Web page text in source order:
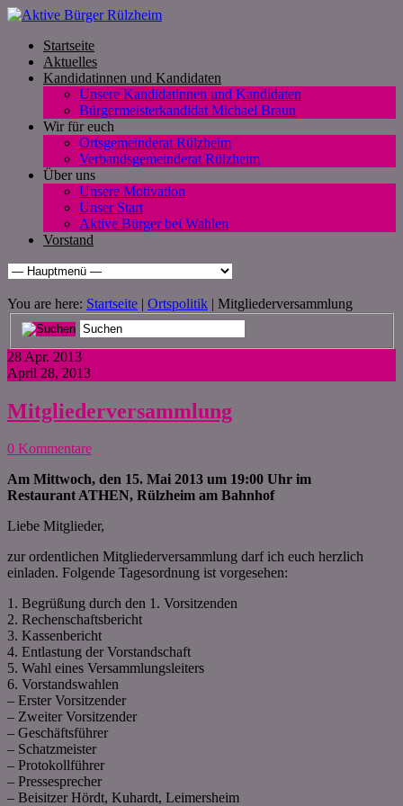
Startseite
Aktuelles
Kandidatinnen und Kandidaten
Unsere Kandidatinnen und Kandidaten
Bürgermeisterkandidat Michael Braun
Wir für euch
Ortsgemeinderat Rülzheim
Verbandsgemeinderat Rülzheim
Über uns
Unsere Motivation
Unser Start
Aktive Bürger bei Wahlen
Vorstand
You are here: Startseite | Ortspolitik | Mitgliederversammlung
28 Apr. 2013
April 28, 2013
Mitgliederversammlung
0 Kommentare
Am Mittwoch, den 15. Mai 2013 um 19:00 Uhr im
Restaurant ATHEN, Rülzheim am Bahnhof
Liebe Mitglieder,
zur ordentlichen Mitgliederversammlung darf ich euch herzlich
einladen. Folgende Tagesordnung ist vorgesehen:
1. Begrüßung durch den 1. Vorsitzenden
2. Rechenschaftsbericht
3. Kassenbericht
4. Entlastung der Vorstandschaft
5. Wahl eines Versammlungsleiters
6. Vorstandswahlen
– Erster Vorsitzender
– Zweiter Vorsitzender
– Geschäftsführer
– Schatzmeister
– Protokollführer
– Pressesprecher
– Beisitzer Hördt, Kuhardt, Leimersheim